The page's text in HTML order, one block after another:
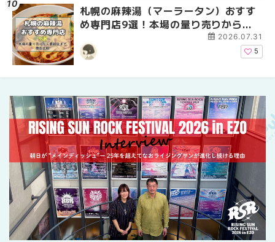
札幌の麻辣湯（マーラータン）おすす
め専門店9選！本場の量り売りから最
新店まで徹底比較 | MouLa
HOKKAIDO
2026.07.31
5
2026年夏 恵庭市・千
イベントまとめ |
2026年夏 札幌市南区
ントまとめ | MouLa